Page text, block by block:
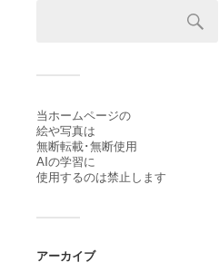
当ホームページの
絵や写真は
無断転載･無断使用
AIの学習に
使用するのは禁止します
アーカイブ